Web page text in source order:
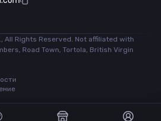
Rights Reserved. Not affiliated with
Road Town, Tortola, British Virgin